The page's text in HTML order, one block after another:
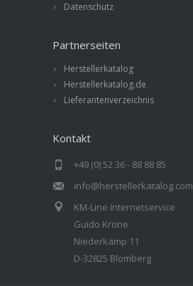
Datenschutz
Partnerseiten
Herstellerkatalog
Herstellerkatalog.de
Lieferantenverzeichnis
Kontakt
+49 (0) 52 36 - 88 88 85
info@herstellerkatalog.com
KM-Line Internetservice
Guido Krone
Niederkamp 11
D-32825 Blomberg